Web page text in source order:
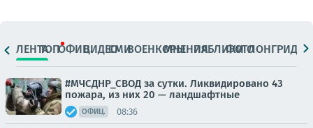
ЛЕНТАТОПОФИЦ.ВИДЕОСМИВОЕНКОРЫМНЕНИЯПАБЛИКИ
ФОТОЛОНГРИДЫ
#МЧСДНР_СВОД за сутки. Ликвидировано 43
пожара, из них 20 — ландшафтные
ОФИЦ. 08:36